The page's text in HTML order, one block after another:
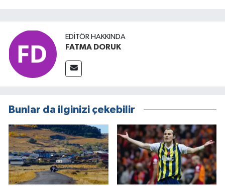
EDITÖR HAKKINDA
FATMA DORUK
Bunlar da ilginizi çekebilir